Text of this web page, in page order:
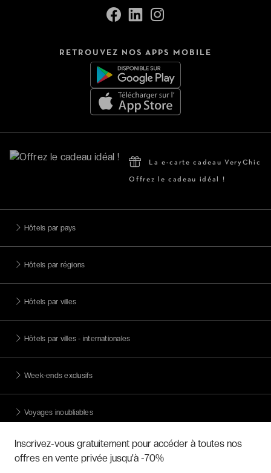
RETROUVEZ NOS APPS MOBILE
La e-carte cadeau VeryChic
Offrez le cadeau idéal !
Hôtels par pays
Hôtels par régions
Hôtels par villes
Hôtels par villes - internationales
Week-ends exclusifs
Voyages inoubliables
Voyages thématiques
Inscrivez-vous gratuitement pour accéder à toutes nos
offres en vente privée jusqu'à -70%